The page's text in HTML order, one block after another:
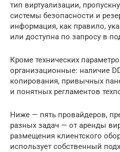
тип виртуализации,
системы безопасности и
информация, как правило,
или доступна по запросу в
Кроме технических
организационные: наличие
копирования, привычных
и понятных регламентов
Ниже — пять провайдеров,
разных задач — от аренды
размещения клиентского
использует собственный